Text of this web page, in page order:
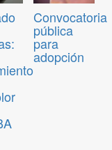
Convocatoria
pública
para
adopción